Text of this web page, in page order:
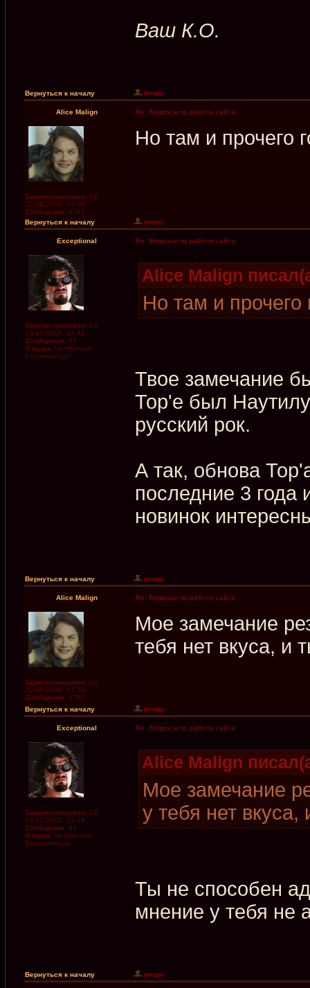
Ваш К.О.
Вернуться к началу
Alice Malign Re: Вопросы по работе сайта
Зарегистрирован: Ср
20.09.2006, 07:38
Сообщения: 6781
Но там и прочего
Вернуться к началу
Exceptional Re: Вопросы по работе сайта
Зарегистрирован: Сб
10.10.2015, 13:44
Сообщения: 63
Откуда: Челябинск/
Екатеринбург
Alice Malign
Но там и прочего
Твое замечание
Тор'е был
русский рок.
А так, обнова
последние 3 года
новинок
Вернуться к началу
Alice Malign Re: Вопросы по работе сайта
Зарегистрирован: Ср
20.09.2006, 07:38
Сообщения: 6781
Мое замечание
тебя нет вкуса, и
Вернуться к началу
Exceptional Re: Вопросы по работе сайта
Зарегистрирован: Сб
10.10.2015, 13:44
Сообщения: 63
Откуда: Челябинск/
Екатеринбург
Alice Malign
Мое замечание
у тебя нет
Ты не способен
мнение у тебя не
Вернуться к началу